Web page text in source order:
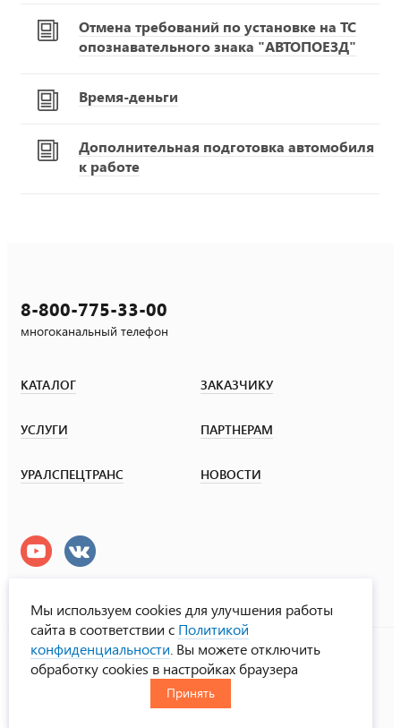
Отмена требований по установке на ТС
опознавательного знака "АВТОПОЕЗД"
Время-деньги
Дополнительная подготовка автомобиля
к работе
8-800-775-33-00
многоканальный телефон
КАТАЛОГ ЗАКАЗЧИКУ
УСЛУГИ ПАРТНЕРАМ
УРАЛСПЕЦТРАНС НОВОСТИ
УралСпецТранс
© ООО «Урал СТ», 2000-2026
Политика конфиденциальности
CHN
Мы используем cookies для улучшения работы
сайта в соответствии с Политикой
конфиденциальности . Вы можете отключить
обработку cookies в настройках браузера
Принять